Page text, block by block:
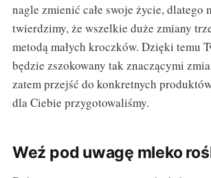
nagle zmienić całe swoje życie, dlatego
twierdzimy, że wszelkie duże zmiany
metodą małych kroczków. Dzięki temu
będzie zszokowany tak znaczącymi
zatem przejść do konkretnych
dla Ciebie przygotowaliśmy.
Weź pod uwagę mleko